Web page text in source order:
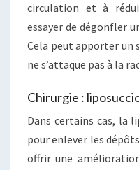
circulation et à
essayer de dégonfler
Cela peut apporter un
ne s’attaque pas à la
Chirurgie :
Dans certains cas, la
pour enlever les
offrir une